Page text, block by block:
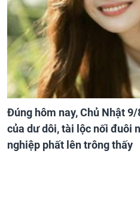
Đúng hôm nay, Chủ Nhật
của dư dôi, tài lộc nối đuôi
nghiệp phất lên trông thấy